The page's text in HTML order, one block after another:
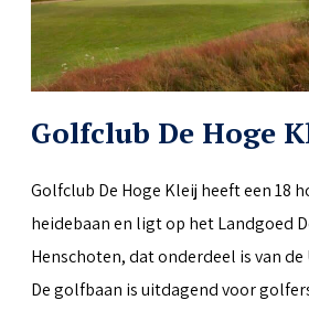
Golfclub De Hoge
Golfclub De Hoge Kleij heeft een 18
heidebaan en ligt op het Landgoed
Henschoten, dat onderdeel is van
De golfbaan is uitdagend voor